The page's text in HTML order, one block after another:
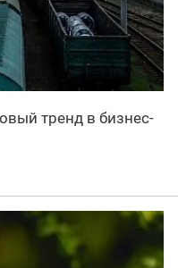
тренд в бизнес-